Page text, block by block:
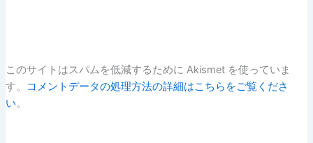
このサイトはスパムを低減するために Akismet を使っていま
す。
コメントデータの処理方法の詳細はこちらをご覧くださ
い。